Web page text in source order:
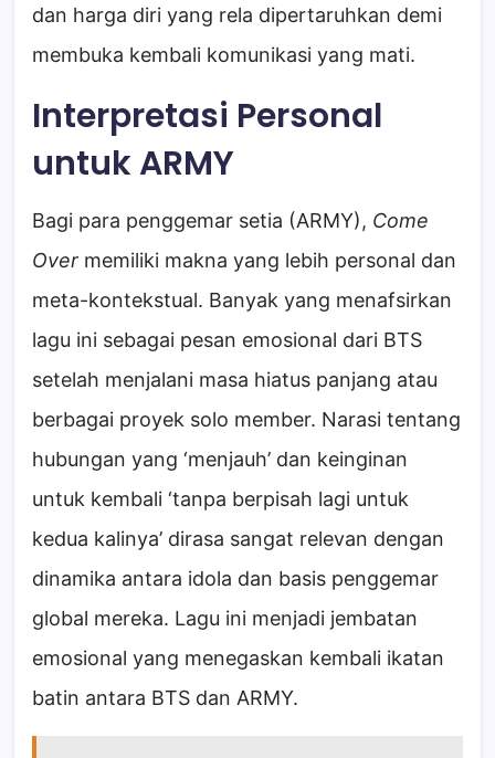
dan harga diri yang rela dipertaruhkan demi
membuka kembali komunikasi yang mati.
Interpretasi Personal
untuk ARMY
Bagi para penggemar setia (ARMY), Come
Over memiliki makna yang lebih personal dan
meta-kontekstual. Banyak yang menafsirkan
lagu ini sebagai pesan emosional dari BTS
setelah menjalani masa hiatus panjang atau
berbagai proyek solo member. Narasi tentang
hubungan yang ‘menjauh’ dan keinginan
untuk kembali ‘tanpa berpisah lagi untuk
kedua kalinya’ dirasa sangat relevan dengan
dinamika antara idola dan basis penggemar
global mereka. Lagu ini menjadi jembatan
emosional yang menegaskan kembali ikatan
batin antara BTS dan ARMY.